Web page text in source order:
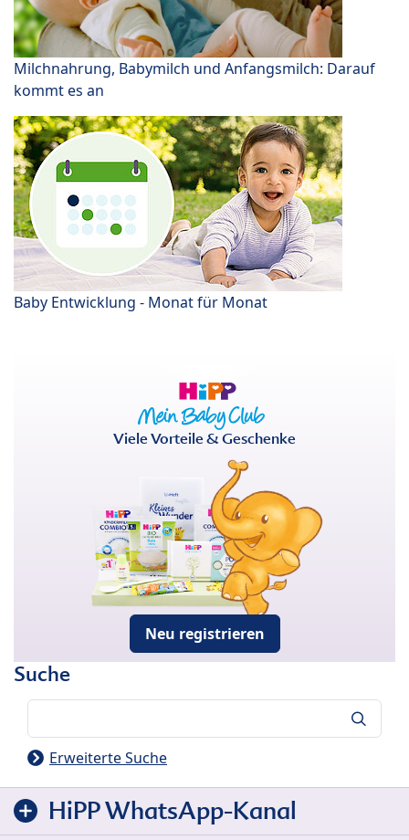
Milchnahrung, Babymilch und Anfangsmilch: Darauf
kommt es an
Baby Entwicklung - Monat für Monat
Viele Vorteile & Geschenke
Neu registrieren
Suche
Erweiterte Suche
HiPP WhatsApp-Kanal